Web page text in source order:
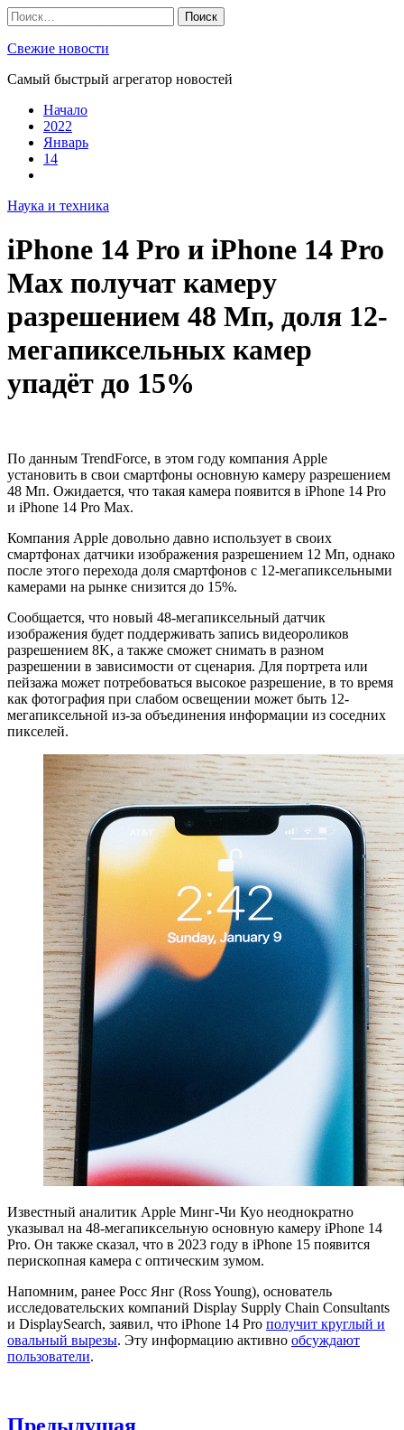
Skip
to
content
Найти:
Свежие новости
Самый быстрый агрегатор новостей
Начало
2022
Январь
14
Наука и техника
iPhone 14 Pro и iPhone 14 Pro
Max получат камеру
разрешением 48 Мп, доля 12-
мегапиксельных камер
упадёт до 15%
По данным TrendForce, в этом году компания Apple
установить в свои смартфоны основную камеру разрешением
48 Мп. Ожидается, что такая камера появится в iPhone 14 Pro
и iPhone 14 Pro Max.
Компания Apple довольно давно использует в своих
смартфонах датчики изображения разрешением 12 Мп, однако
после этого перехода доля смартфонов с 12-мегапиксельными
камерами на рынке снизится до 15%.
Сообщается, что новый 48-мегапиксельный датчик
изображения будет поддерживать запись видеороликов
разрешением 8K, а также сможет снимать в разном
разрешении в зависимости от сценария. Для портрета или
пейзажа может потребоваться высокое разрешение, в то время
как фотография при слабом освещении может быть 12-
мегапиксельной из-за объединения информации из соседних
пикселей.
Известный аналитик Apple Минг-Чи Куо неоднократно
указывал на 48-мегапиксельную основную камеру iPhone 14
Pro. Он также сказал, что в 2023 году в iPhone 15 появится
перископная камера с оптическим зумом.
Напомним, ранее Росс Янг (Ross Young), основатель
исследовательских компаний Display Supply Chain Consultants
и DisplaySearch, заявил, что iPhone 14 Pro получит круглый и
овальный вырезы. Эту информацию активно обсуждают
пользователи.
Навигация
Предыдущая